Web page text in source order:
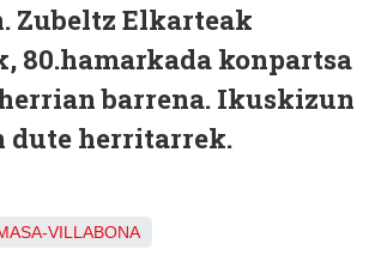
Zubeltz Elkarteak
80.hamarkada konpartsa
barrena. Ikuskizun
dute herritarrek.
VILLABONA